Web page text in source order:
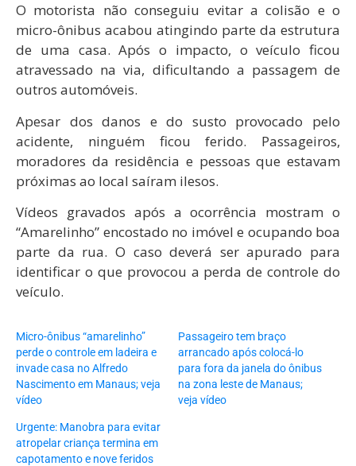
O motorista não conseguiu evitar a colisão e o
micro-ônibus acabou atingindo parte da estrutura
de uma casa. Após o impacto, o veículo ficou
atravessado na via, dificultando a passagem de
outros automóveis.
Apesar dos danos e do susto provocado pelo
acidente, ninguém ficou ferido. Passageiros,
moradores da residência e pessoas que estavam
próximas ao local saíram ilesos.
Vídeos gravados após a ocorrência mostram o
“Amarelinho” encostado no imóvel e ocupando boa
parte da rua. O caso deverá ser apurado para
identificar o que provocou a perda de controle do
veículo.
Micro-ônibus “amarelinho”
perde o controle em ladeira e
invade casa no Alfredo
Nascimento em Manaus; veja
vídeo
Passageiro tem braço
arrancado após colocá-lo
para fora da janela do ônibus
na zona leste de Manaus;
veja vídeo
Urgente: Manobra para evitar
atropelar criança termina em
capotamento e nove feridos